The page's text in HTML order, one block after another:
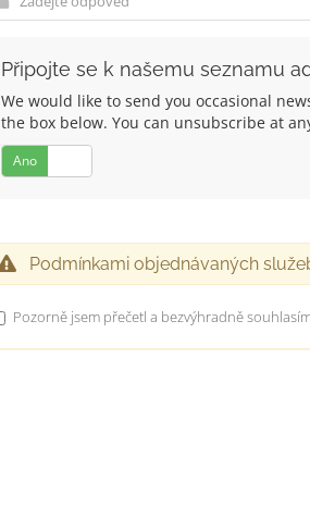
Připojte se k našemu seznamu
We would like to send you occasional
the box below. You can unsubscribe at
Ano
Podmínkami objednávaných
Pozorně jsem přečetl a bezvýhradně